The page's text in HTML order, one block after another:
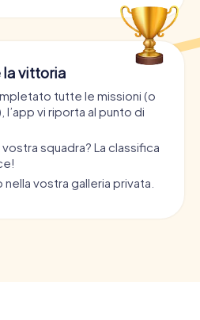
vittoria
tutte le missioni (o
vi riporta al punto di
vostra squadra? La classifica
vostra galleria privata.